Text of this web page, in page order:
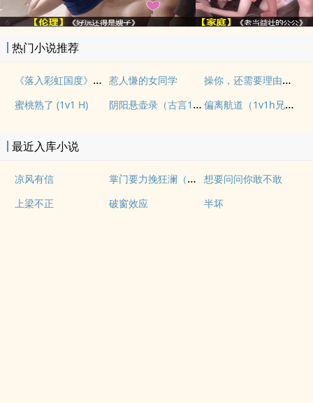
热门小说推荐
《落入彩虹国度》穿越+西幻+言情 惹人慊的女同学 操你，还需要理由吗？(校园H)
蜜桃熟了 (1v1 H) 阴阳悬壶录（古言1v1H） 偏离航道（1v1h兄妹骨科bg）
最近入库小说
凉风有信 掌门要力挽狂澜（重生NPH)
想要问问你敢不敢
上梁不正
破窗效应 半坏